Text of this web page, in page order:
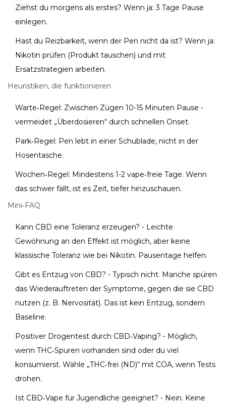
Ziehst du morgens als erstes? Wenn ja: 3 Tage Pause
einlegen.
Hast du Reizbarkeit, wenn der Pen nicht da ist? Wenn ja:
Nikotin prüfen (Produkt tauschen) und mit
Ersatzstrategien arbeiten.
Heuristiken, die funktionieren
Warte‑Regel: Zwischen Zügen 10-15 Minuten Pause -
vermeidet „Überdosieren“ durch schnellen Onset.
Park‑Regel: Pen lebt in einer Schublade, nicht in der
Hosentasche.
Wochen‑Regel: Mindestens 1-2 vape‑freie Tage. Wenn
das schwer fällt, ist es Zeit, tiefer hinzuschauen.
Mini‑FAQ
Kann CBD eine Toleranz erzeugen? - Leichte
Gewöhnung an den Effekt ist möglich, aber keine
klassische Toleranz wie bei Nikotin. Pausentage helfen.
Gibt es Entzug von CBD? - Typisch nicht. Manche spüren
das Wiederauftreten der Symptome, gegen die sie CBD
nutzen (z. B. Nervosität). Das ist kein Entzug, sondern
Baseline.
Positiver Drogentest durch CBD‑Vaping? - Möglich,
wenn THC‑Spuren vorhanden sind oder du viel
konsumierst. Wähle „THC‑frei (ND)“ mit COA, wenn Tests
drohen.
Ist CBD‑Vape für Jugendliche geeignet? - Nein. Keine